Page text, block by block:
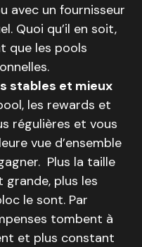
avec un fournisseur
Quoi qu’il en soit,
que les pools
stables et mieux
les rewards et
régulières et vous
vue d’ensemble
Plus la taille
plus les
le sont. Par
tombent à
et plus constant